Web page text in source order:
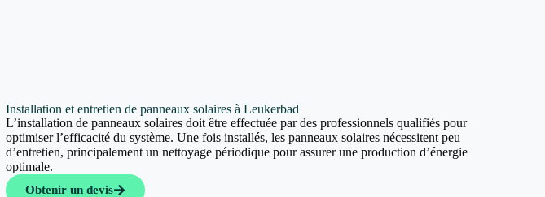
Installation et entretien de panneaux solaires à Leukerbad
L’installation de panneaux solaires doit être effectuée par des professionnels qualifiés pour
optimiser l’efficacité du système. Une fois installés, les panneaux solaires nécessitent peu
d’entretien, principalement un nettoyage périodique pour assurer une production d’énergie
optimale.
Obtenir un devis